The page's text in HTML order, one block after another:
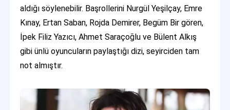
aldığı söylenebilir. Başrollerini Nurgül Yeşilçay, Emre
Kınay, Ertan Saban, Rojda Demirer, Begüm Bir gören,
İpek Filiz Yazıcı, Ahmet Saraçoğlu ve Bülent Alkış
gibi ünlü oyuncuların paylaştığı dizi, seyirciden tam
not almıştır.